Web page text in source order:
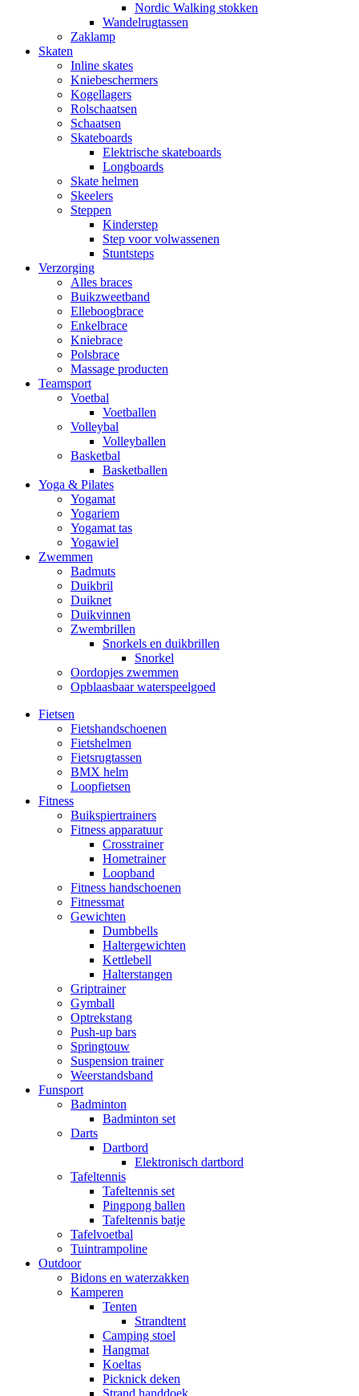
Nordic Walking stokken
Wandelrugtassen
Zaklamp
Skaten
Inline skates
Kniebeschermers
Kogellagers
Rolschaatsen
Schaatsen
Skateboards
Elektrische skateboards
Longboards
Skate helmen
Skeelers
Steppen
Kinderstep
Step voor volwassenen
Stuntsteps
Verzorging
Alles braces
Buikzweetband
Elleboogbrace
Enkelbrace
Kniebrace
Polsbrace
Massage producten
Teamsport
Voetbal
Voetballen
Volleybal
Volleyballen
Basketbal
Basketballen
Yoga & Pilates
Yogamat
Yogariem
Yogamat tas
Yogawiel
Zwemmen
Badmuts
Duikbril
Duiknet
Duikvinnen
Zwembrillen
Snorkels en duikbrillen
Snorkel
Oordopjes zwemmen
Opblaasbaar waterspeelgoed
Fietsen
Fietshandschoenen
Fietshelmen
Fietsrugtassen
BMX helm
Loopfietsen
Fitness
Buikspiertrainers
Fitness apparatuur
Crosstrainer
Hometrainer
Loopband
Fitness handschoenen
Fitnessmat
Gewichten
Dumbbells
Haltergewichten
Kettlebell
Halterstangen
Griptrainer
Gymball
Optrekstang
Push-up bars
Springtouw
Suspension trainer
Weerstandsband
Funsport
Badminton
Badminton set
Darts
Dartbord
Elektronisch dartbord
Tafeltennis
Tafeltennis set
Pingpong ballen
Tafeltennis batje
Tafelvoetbal
Tuintrampoline
Outdoor
Bidons en waterzakken
Kamperen
Tenten
Strandtent
Camping stoel
Hangmat
Koeltas
Picknick deken
Strand handdoek